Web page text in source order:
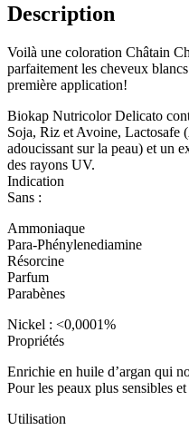
Description
Voilà une coloration Châtain
parfaitement les cheveux
première application!
Biokap Nutricolor Delicato
Soja, Riz et Avoine, Lactosafe
adoucissant sur la peau) et un
des rayons UV.
Indication
Sans :
Ammoniaque
Para-Phénylenediamine
Résorcine
Parfum
Parabènes
Nickel : <0,0001%
Propriétés
Enrichie en huile d’argan qui
Pour les peaux plus sensibles
Utilisation